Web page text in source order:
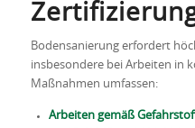
Bodensanierung erfordert
insbesondere bei Arbeiten in
Maßnahmen umfassen:
Arbeiten gemäß